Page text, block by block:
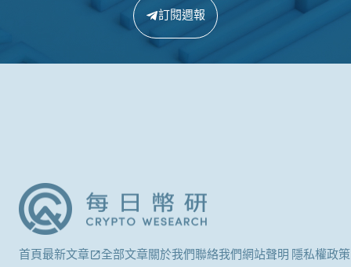
訂閱週報
首頁最新文章 全部文章關於我們聯絡我們網站聲明 隱私權政策